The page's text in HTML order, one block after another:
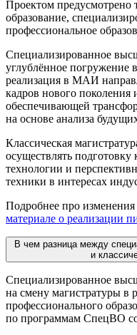
Проектом предусмотрено
образование,
профессиональное
Специализированное
углублённое
реализация в МАИ
кадров нового поколения
обеспечивающей
на основе анализа
Классическая
осуществлять
технологии и
техники в интересах
Подробнее про
материале о реализации
В чем разница между
и
Специализированное
на смену магистратуры в
профессионального
по программам СпецВО